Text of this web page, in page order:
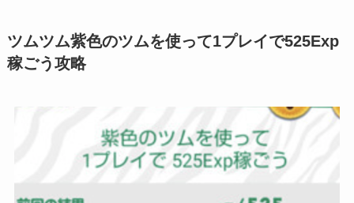
ツムツム紫色のツムを使って1プレイで525Exp
稼ごう攻略